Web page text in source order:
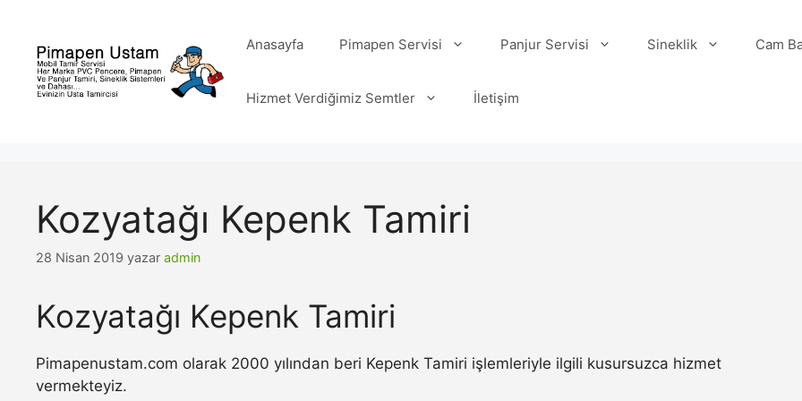
Anasayfa Pimapen Servisi Panjur Servisi Sineklik Cam
Hizmet Verdiğimiz Semtler İletişim
Kozyatağı Kepenk Tamiri
28 Nisan 2019 yazar admin
Kozyatağı Kepenk Tamiri
Pimapenustam.com olarak 2000 yılından beri Kepenk Tamiri işlemleriyle ilgili kusursuzca hizmet
vermekteyiz.